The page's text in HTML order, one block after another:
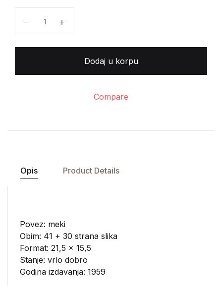
Dodaj u korpu
Compare
Opis Product Details
Povez: meki
Obim: 41 + 30 strana slika
Format: 21,5 x 15,5
Stanje: vrlo dobro
Godina izdavanja: 1959